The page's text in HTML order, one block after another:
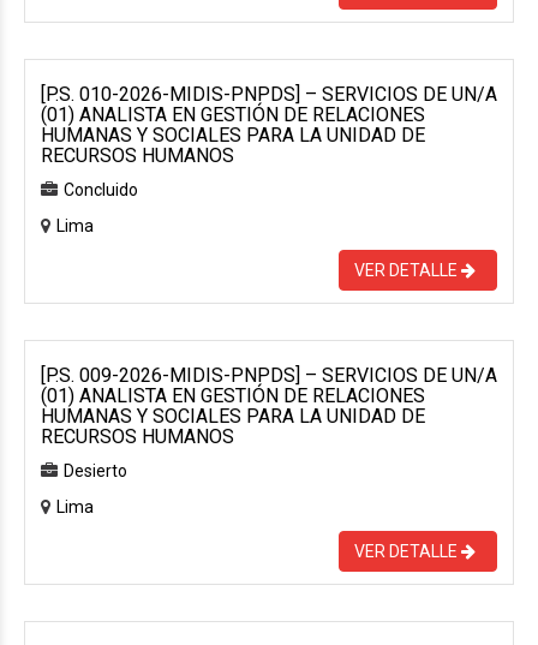
[P.S. 010-2026-MIDIS-PNPDS] – SERVICIOS DE UN/A
(01) ANALISTA EN GESTIÓN DE RELACIONES
HUMANAS Y SOCIALES PARA LA UNIDAD DE
RECURSOS HUMANOS
Concluido
Lima
VER DETALLE
[P.S. 009-2026-MIDIS-PNPDS] – SERVICIOS DE UN/A
(01) ANALISTA EN GESTIÓN DE RELACIONES
HUMANAS Y SOCIALES PARA LA UNIDAD DE
RECURSOS HUMANOS
Desierto
Lima
VER DETALLE